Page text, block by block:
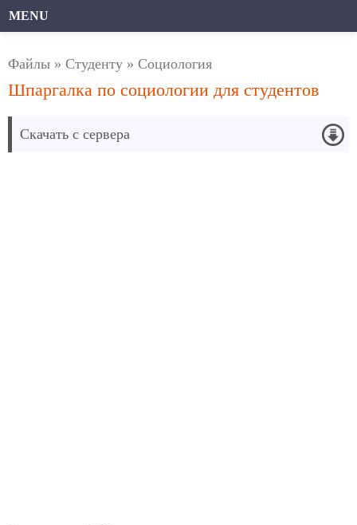
MENU
Файлы » Студенту » Социология
Шпаргалка по социологии для студентов
Скачать с сервера